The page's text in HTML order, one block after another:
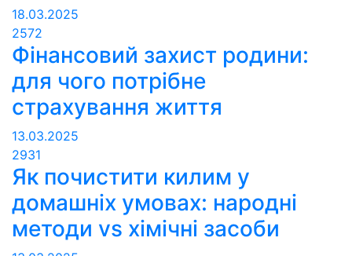
18.03.2025
2572
Фінансовий захист родини:
для чого потрібне
страхування життя
13.03.2025
2931
Як почистити килим у
домашніх умовах: народні
методи vs хімічні засоби